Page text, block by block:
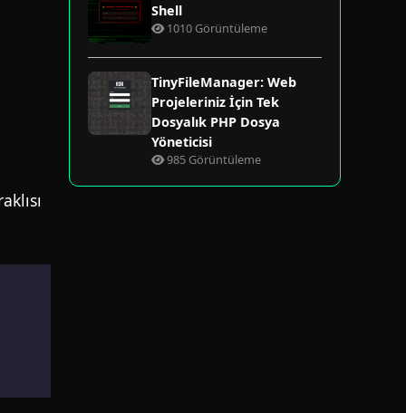
Shell
1010 Görüntüleme
TinyFileManager: Web
Projeleriniz İçin Tek
Dosyalık PHP Dosya
Yöneticisi
985 Görüntüleme